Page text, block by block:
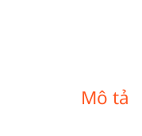
Mô tả